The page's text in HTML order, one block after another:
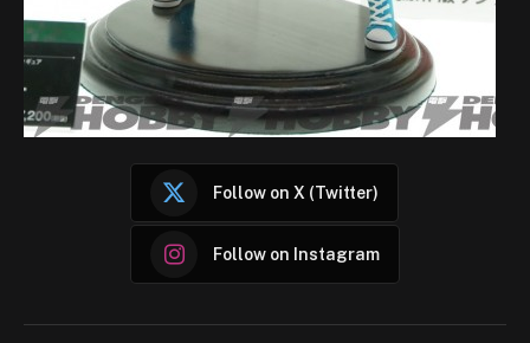
Follow on X (Twitter)
Follow on Instagram